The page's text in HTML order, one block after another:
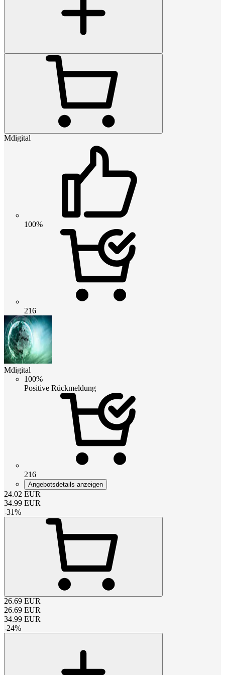
Mdigital
100%
216
Mdigital
100%
Positive Rückmeldung
216
Angebotsdetails anzeigen
24.02 EUR
34.99 EUR
-31%
26.69 EUR
26.69 EUR
34.99 EUR
-24%